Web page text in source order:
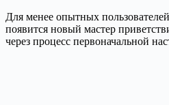
Для менее опытных
появится новый мастер
через процесс первоначальной